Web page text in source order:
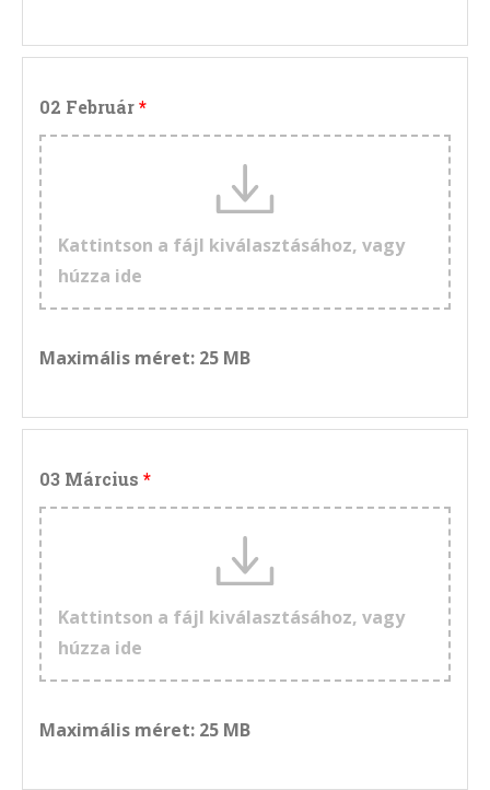
02 Február
Kattintson a fájl kiválasztásához, vagy
húzza ide
Maximális méret: 25 MB
03 Március
Kattintson a fájl kiválasztásához, vagy
húzza ide
Maximális méret: 25 MB